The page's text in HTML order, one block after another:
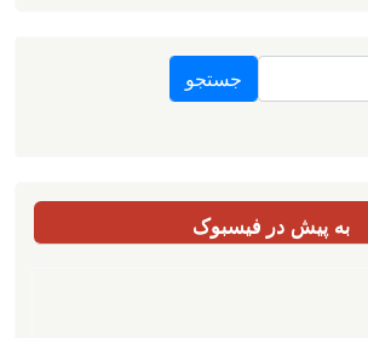
به پیش در فیسبوک